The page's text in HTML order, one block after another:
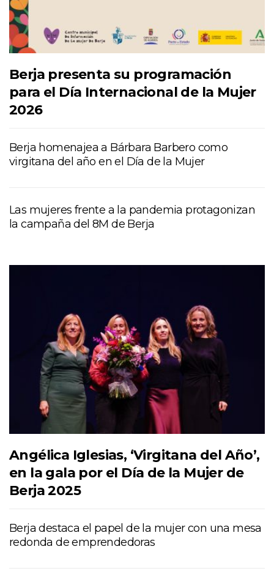
Berja presenta su programación
para el Día Internacional de la Mujer
2026
Berja homenajea a Bárbara Barbero como
virgitana del año en el Día de la Mujer
Las mujeres frente a la pandemia protagonizan
la campaña del 8M de Berja
Angélica Iglesias, ‘Virgitana del Año’,
en la gala por el Día de la Mujer de
Berja 2025
Berja destaca el papel de la mujer con una mesa
redonda de emprendedoras